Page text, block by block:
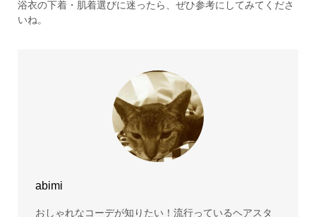
浴衣の下着・肌着選びに迷ったら、ぜひ参考にしてみてくださ
いね。
abimi
おしゃれなコーデが知りたい！流行っているヘアスタ